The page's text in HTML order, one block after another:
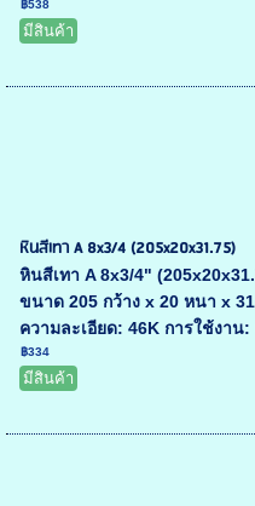
฿538
มีสินค้า
หินสีเทา A 8x3/4 (205x20x31.75)
หินสีเทา A 8x3/4"
ขนาด 205 กว้าง x 20 หนา x
ความละเอียด: 46K การใช้งาน
฿334
มีสินค้า